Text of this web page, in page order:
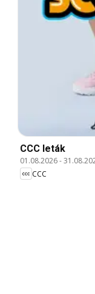
CCC leták
01.08.2026-
CCC